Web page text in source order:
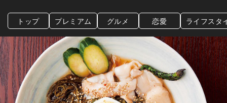
トップ プレミアム グルメ 恋愛 ライフスタ